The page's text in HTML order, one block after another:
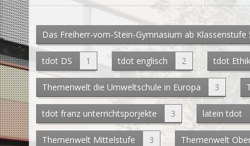
Das Freiherr-vom-Stein-Gymnasium ab Klassenstufe
tdot DS 1 tdot englisch 2 tdot Ethik
Themenwelt die Umweltschule in Europa 3
tdot franz unterrichtsporjekte 3 latein tdot
Themenwelt Mittelstufe 3 Themenwelt